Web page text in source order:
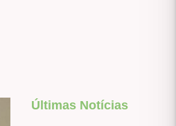
Últimas Notícias